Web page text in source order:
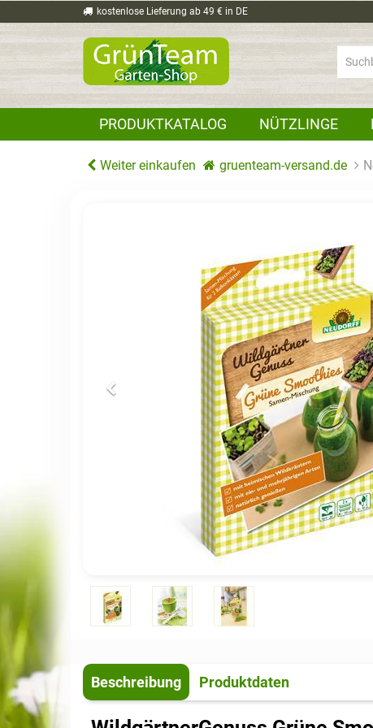
kostenlose Lieferung ab 49 € in DE
PRODUKTKATALOG NÜTZLINGE
Weiter einkaufen gruenteam-versand.de
Beschreibung Produktdaten